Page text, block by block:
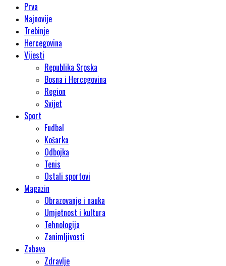
Prva
Najnovije
Trebinje
Hercegovina
Vijesti
Republika Srpska
Bosna i Hercegovina
Region
Svijet
Sport
Fudbal
Košarka
Odbojka
Tenis
Ostali sportovi
Magazin
Obrazovanje i nauka
Umjetnost i kultura
Tehnologija
Zanimljivosti
Zabava
Zdravlje